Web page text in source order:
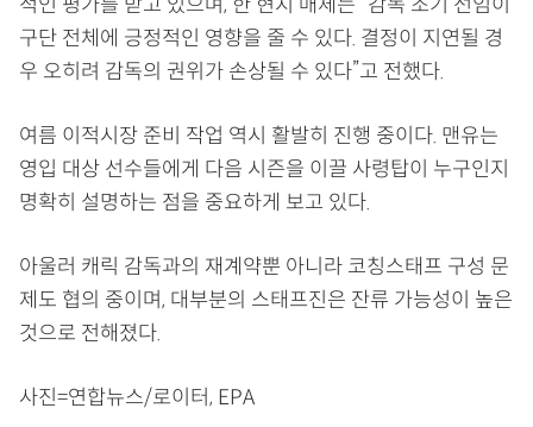
구단 전체에 긍정적인 영향을 줄 수 있다. 결정이 지연될 경
우 오히려 감독의 권위가 손상될 수 있다”고 전했다.
여름 이적시장 준비 작업 역시 활발히 진행 중이다. 맨유는
영입 대상 선수들에게 다음 시즌을 이끌 사령탑이 누구인지
명확히 설명하는 점을 중요하게 보고 있다.
아울러 캐릭 감독과의 재계약뿐 아니라 코칭스태프 구성 문
제도 협의 중이며, 대부분의 스태프진은 잔류 가능성이 높은
것으로 전해졌다.
사진=연합뉴스/로이터, EPA